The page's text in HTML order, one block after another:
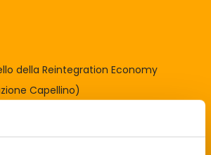
della Reintegration Economy
Capellino)
(Fondazione Capellino)